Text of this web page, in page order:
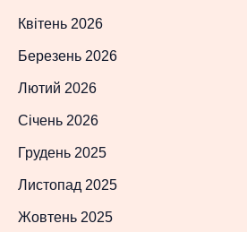
Квітень 2026
Березень 2026
Лютий 2026
Січень 2026
Грудень 2025
Листопад 2025
Жовтень 2025